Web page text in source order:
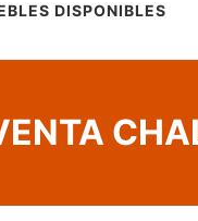
DISPONIBLES